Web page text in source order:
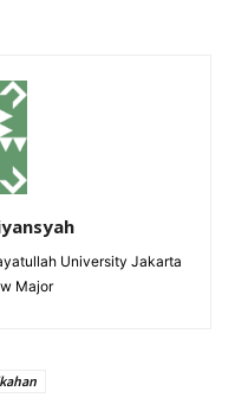
University Jakarta
Major